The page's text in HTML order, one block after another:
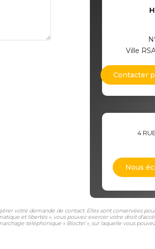
4
Nous
Ville
Contacter
votre demande de contact. Elles sont conservées
et libertés », vous pouvez exercer votre droit
téléphonique « Bloctel », sur laquelle vous